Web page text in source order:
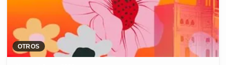
OTROS